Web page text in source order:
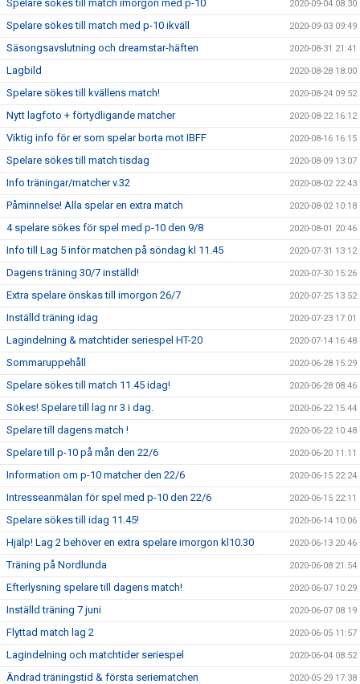
Spelare sökes till match imorgon med p-10 2020-09-04 08:30
Spelare sökes till match med p-10 ikväll 2020-09-03 09:49
Säsongsavslutning och dreamstar-häften 2020-08-31 21:41
Lagbild 2020-08-28 18:00
Spelare sökes till kvällens match! 2020-08-24 09:52
Nytt lagfoto + förtydligande matcher 2020-08-22 16:12
Viktig info för er som spelar borta mot IBFF 2020-08-16 16:15
Spelare sökes till match tisdag 2020-08-09 13:07
Info träningar/matcher v.32 2020-08-02 22:43
Påminnelse! Alla spelar en extra match 2020-08-02 10:18
4 spelare sökes för spel med p-10 den 9/8 2020-08-01 20:46
Info till Lag 5 inför matchen på söndag kl 11.45 2020-07-31 13:12
Dagens träning 30/7 inställd! 2020-07-30 15:26
Extra spelare önskas till imorgon 26/7 2020-07-25 13:52
Inställd träning idag 2020-07-23 17:01
Lagindelning & matchtider seriespel HT-20 2020-07-14 16:48
Sommaruppehåll 2020-06-28 15:29
Spelare sökes till match 11.45 idag! 2020-06-28 08:46
Sökes! Spelare till lag nr 3 i dag. 2020-06-22 15:44
Spelare till dagens match ! 2020-06-22 10:48
Spelare till p-10 på mån den 22/6 2020-06-20 11:11
Information om p-10 matcher den 22/6 2020-06-15 22:24
Intresseanmälan för spel med p-10 den 22/6 2020-06-15 22:11
Spelare sökes till idag 11.45! 2020-06-14 10:06
Hjälp! Lag 2 behöver en extra spelare imorgon kl10.30 2020-06-13 20:46
Träning på Nordlunda 2020-06-08 21:54
Efterlysning spelare till dagens match! 2020-06-07 10:29
Inställd träning 7 juni 2020-06-07 08:19
Flyttad match lag 2 2020-06-05 11:57
Lagindelning och matchtider seriespel 2020-06-04 08:52
Ändrad träningstid & första seriematchen 2020-05-29 17:38